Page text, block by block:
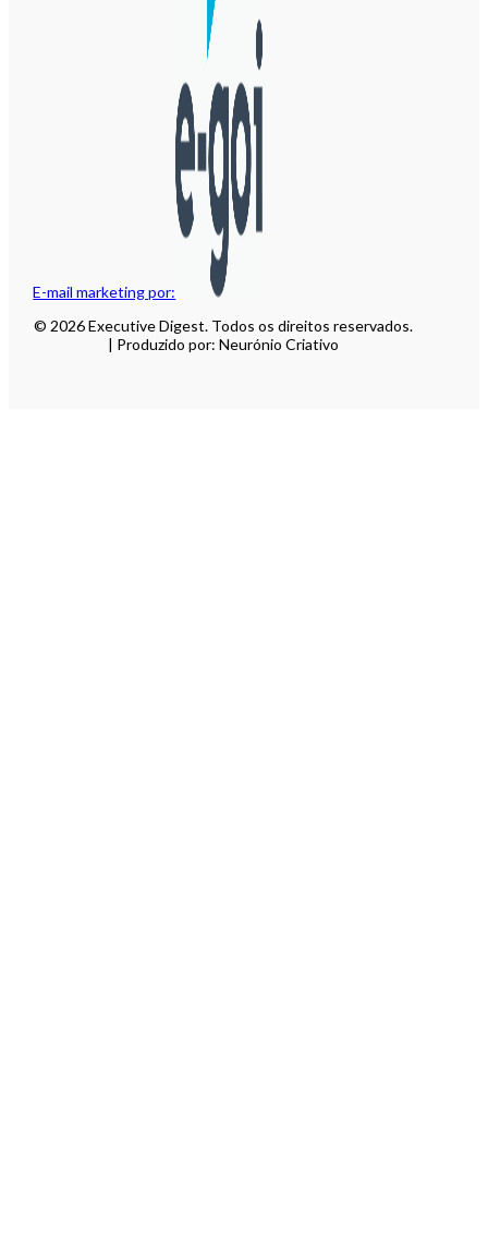
E-mail marketing por:
© 2026 Executive Digest. Todos os direitos reservados.
| Produzido por: Neurónio Criativo